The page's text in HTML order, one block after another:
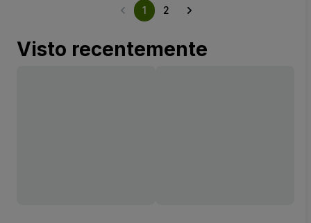
1 2
Visto recentemente